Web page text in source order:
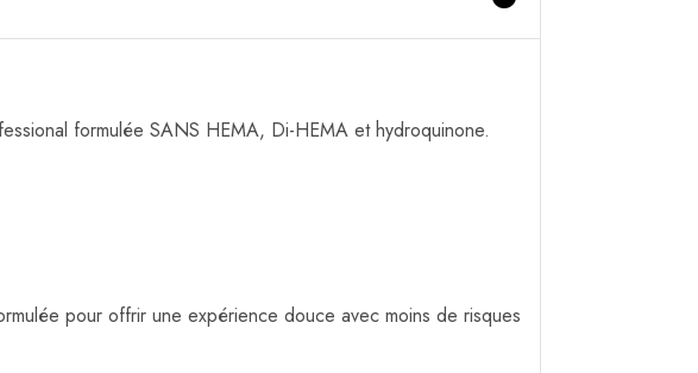
formulée SANS HEMA, Di-HEMA et hydroquinone.
pour offrir une expérience douce avec moins de risques